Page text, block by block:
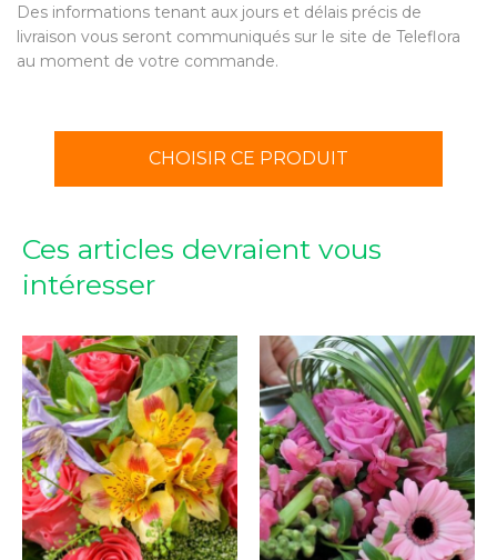
Des informations tenant aux jours et délais précis de
livraison vous seront communiqués sur le site de Teleflora
au moment de votre commande.
CHOISIR CE PRODUIT
Ces articles devraient vous
intéresser